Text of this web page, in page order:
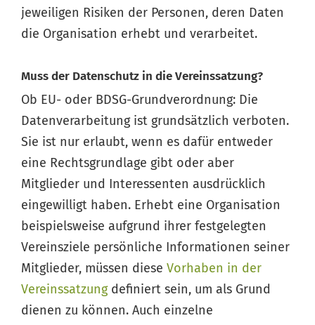
jeweiligen Risiken der Personen, deren Daten
die Organisation erhebt und verarbeitet.
Muss der Datenschutz in die Vereinssatzung?
Ob EU- oder BDSG-Grundverordnung: Die
Datenverarbeitung ist grundsätzlich verboten.
Sie ist nur erlaubt, wenn es dafür entweder
eine Rechtsgrundlage gibt oder aber
Mitglieder und Interessenten ausdrücklich
eingewilligt haben. Erhebt eine Organisation
beispielsweise aufgrund ihrer festgelegten
Vereinsziele persönliche Informationen seiner
Mitglieder, müssen diese Vorhaben in der
Vereinssatzungdefiniert sein, um als Grund
dienen zu können. Auch einzelne
Wissen von Vero Ihr KI-Agent
Hallo, ich bin Vero Ihr digitaler Vereinshelfer in Meine
Vereinswelt. Ich gebe Ihnen schnell Antworten aus dem
Wissen von 14 erfahrenen Vereinsexperten. Und falls ich
einmal nicht weiterweiß, können Sie sich jederzeit an
unsere 14 Experten wenden – sie stehen Ihnen persönlich
mit Rat und Tat zur Seite.